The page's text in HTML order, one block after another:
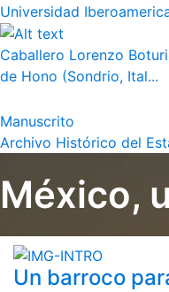
Universidad
Caballero Lorenzo
de Hono (Sondrio, Ital...
Manuscrito
Archivo Histórico del
México,
Un barroco